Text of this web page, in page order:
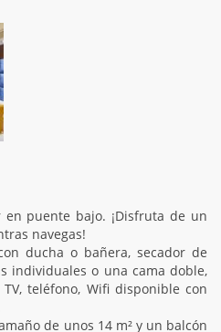
en puente bajo. ¡Disfruta de un
navegas!
ducha o bañera, secador de
individuales o una cama doble,
teléfono, Wifi disponible con
de unos 14 m² y un balcón